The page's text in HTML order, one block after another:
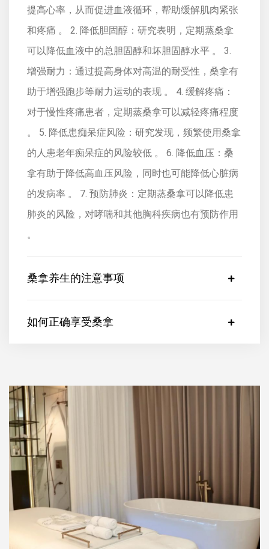
提高心率，从而促进血液循环，帮助缓解肌肉紧张
和疼痛 。 2. 降低胆固醇：研究表明，定期蒸桑拿
可以降低血液中的总胆固醇和坏胆固醇水平 。 3.
增强耐力：通过提高身体对高温的耐受性，桑拿有
助于增强跑步等耐力运动的表现 。 4. 缓解疼痛：
对于慢性疼痛患者，定期蒸桑拿可以减轻疼痛程度
。 5. 降低患痴呆症风险：研究发现，频繁使用桑拿
的人患老年痴呆症的风险较低 。 6. 降低血压：桑
拿有助于降低高血压风险，同时也可能降低心脏病
的发病率 。 7. 预防肺炎：定期蒸桑拿可以降低患
肺炎的风险，对哮喘和其他胸科疾病也有预防作用
。
桑拿养生的注意事项
如何正确享受桑拿